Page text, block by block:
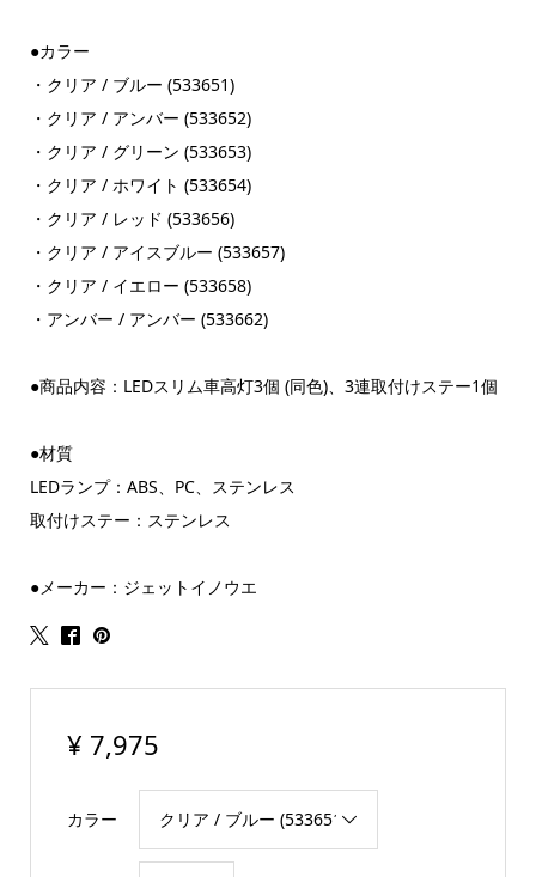
●カラー
・クリア / ブルー (533651)
・クリア / アンバー (533652)
・クリア / グリーン (533653)
・クリア / ホワイト (533654)
・クリア / レッド (533656)
・クリア / アイスブルー (533657)
・クリア / イエロー (533658)
・アンバー / アンバー (533662)
●商品内容：LEDスリム車高灯3個 (同色)、3連取付けステー1個
●材質
LEDランプ：ABS、PC、ステンレス
取付けステー：ステンレス
●メーカー：ジェットイノウエ
¥ 7,975
カラー